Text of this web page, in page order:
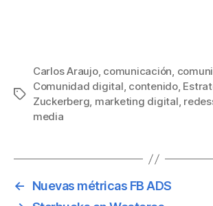
Carlos Araujo, comunicación,
Comunidad digital, contenido,
Zuckerberg, marketing digital,
media
←
Nuevas métricas FB ADS